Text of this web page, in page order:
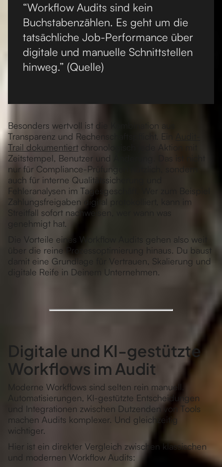
“Workflow Audits sind kein
Buchstabenzählen. Es geht um die
tatsächliche Job-Performance über
digitale und manuelle Schnittstellen
hinweg.” (Quelle)
Besonders wertvoll ist die Kombination aus
Transparenz und Rechenschaftspflicht. Ein
Trail dokumentiert chronologisch jede Aktion mit
Zeitstempel, Benutzer und Änderung. Das ist nicht
nur für Compliance-Prüfungen nützlich, sondern
auch für interne Qualitätssicherung und
Fehleranalysen im Tagesgeschäft. Wer zum Beispiel
Zahlungsfreigaben digital protokolliert, kann im
Streitfall sofort nachweisen, wer wann was
genehmigt hat.
Die Vorteile eines Workflow Audits gehen also weit
über die reine Prozessoptimierung hinaus. Du baust
damit eine Grundlage für Vertrauen, Skalierung und
digitale Reife in Deinem Unternehmen.
Digitale und KI-gestützte
Workflows im Audit
Moderne Workflows sind selten rein manuell.
Automatisierungen, KI-gestützte Entscheidungen
und Integrationen zwischen Dutzenden von Tools
machen Audits komplexer. Und gleichzeitig
wichtiger.
Hier ist ein direkter Vergleich zwischen klassischen
und modernen Workflow Audits: